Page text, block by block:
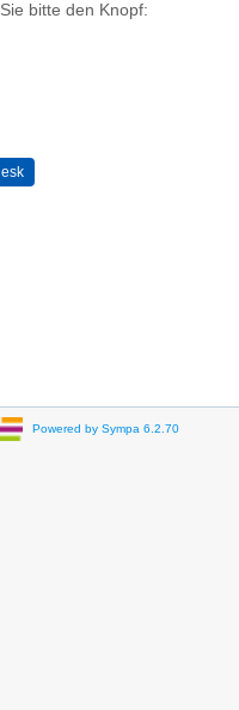
bitte den Knopf:
Powered by Sympa 6.2.70